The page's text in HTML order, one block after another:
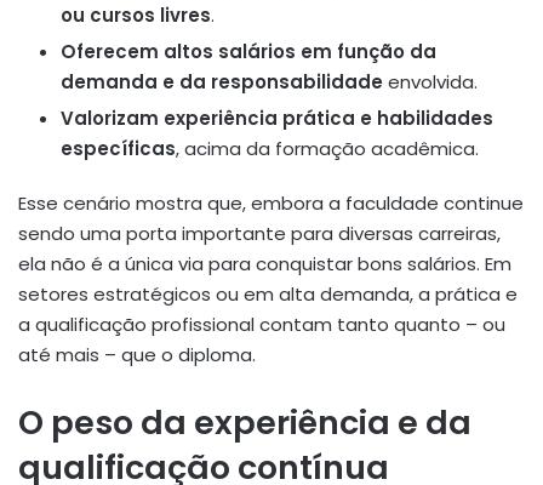
ou cursos livres.
Oferecem altos salários em função da
demanda e da responsabilidade envolvida.
Valorizam experiência prática e habilidades
específicas, acima da formação acadêmica.
Esse cenário mostra que, embora a faculdade continue
sendo uma porta importante para diversas carreiras,
ela não é a única via para conquistar bons salários. Em
setores estratégicos ou em alta demanda, a prática e
a qualificação profissional contam tanto quanto – ou
até mais – que o diploma.
O peso da experiência e da
qualificação contínua